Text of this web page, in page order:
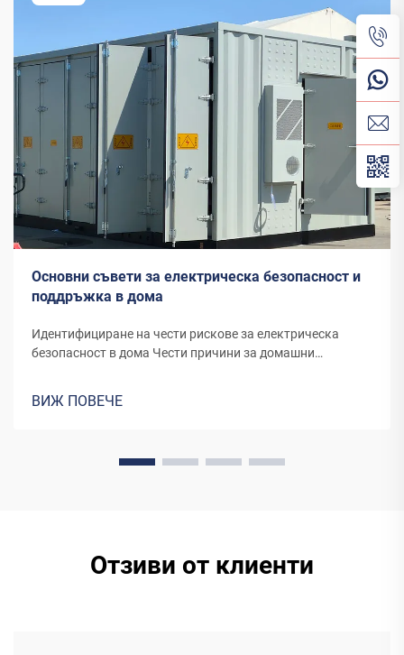
Основни съвети за електрическа безопасност и
поддръжка в дома
Идентифициране на чести рискове за електрическа
безопасност в дома Чести причини за домашни
представляват сериозен риск от пожар. Повечето уреди,
ВИЖ ПОВЕЧЕ
Отзиви от клиенти